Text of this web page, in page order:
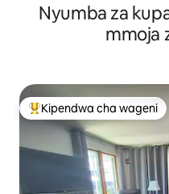
Nyumba za
mmoja
Kipendwa maarufu cha
Kipendwa cha wageni